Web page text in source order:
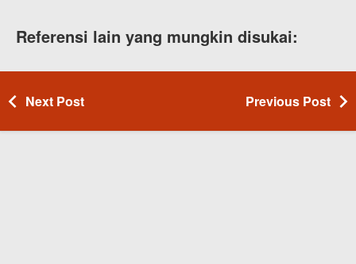
Referensi lain yang mungkin disukai:
Next Post Previous Post